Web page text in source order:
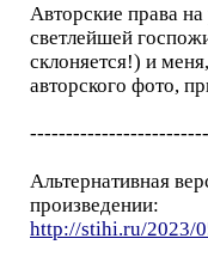
Авторские права
светлейшей
склоняется!) и
авторского фото,
Альтернативная
произведении:
http://stihi.ru/2023/